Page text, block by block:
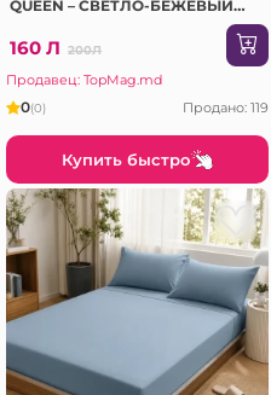
QUEEN – СВЕТЛО-БЕЖЕВЫЙ
160 Л 200Л
Продавец: TopMag.md
0(0) Продано: 119
Купить быстро